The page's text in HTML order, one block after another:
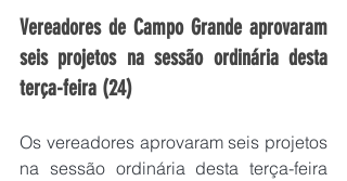
Vereadores de Campo Grande aprovaram
seis projetos na sessão ordinária desta
terça-feira (24)
Os vereadores aprovaram seis projetos
na sessão ordinária desta terça-feira